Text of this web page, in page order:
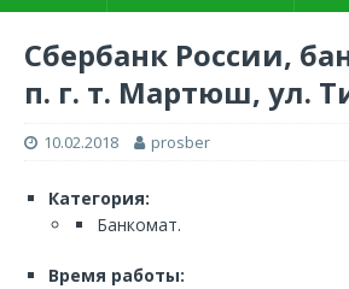
Сбербанк России,
п. г. т. Мартюш, ул.
10.02.2018 prosber
Категория:
Банкомат.
Время работы: